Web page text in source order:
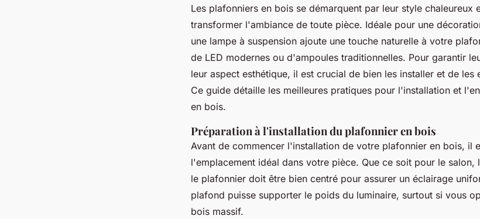
Les plafonniers en bois se démarquent par leur style chaleureux
transformer l'ambiance de toute pièce. Idéale pour une
une lampe à suspension ajoute une touche naturelle à votre
de LED modernes ou d'ampoules traditionnelles. Pour garantir
leur aspect esthétique, il est crucial de bien les installer et de les
Ce guide détaille les meilleures pratiques pour l'installation et
en bois.
Préparation à l'installation du plafonnier en bois
Avant de commencer l'installation de votre plafonnier en bois, il
l'emplacement idéal dans votre pièce. Que ce soit pour le salon,
le plafonnier doit être bien centré pour assurer un éclairage
plafond puisse supporter le poids du luminaire, surtout si vous
bois massif.